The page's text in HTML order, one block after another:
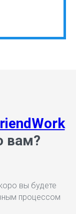
вам?
вы будете
процессом